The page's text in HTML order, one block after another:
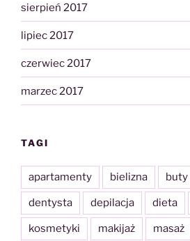
sierpień 2017
lipiec 2017
czerwiec 2017
marzec 2017
TAGI
apartamenty bielizna buty
dentysta depilacja dieta
kosmetyki makijaż masaż